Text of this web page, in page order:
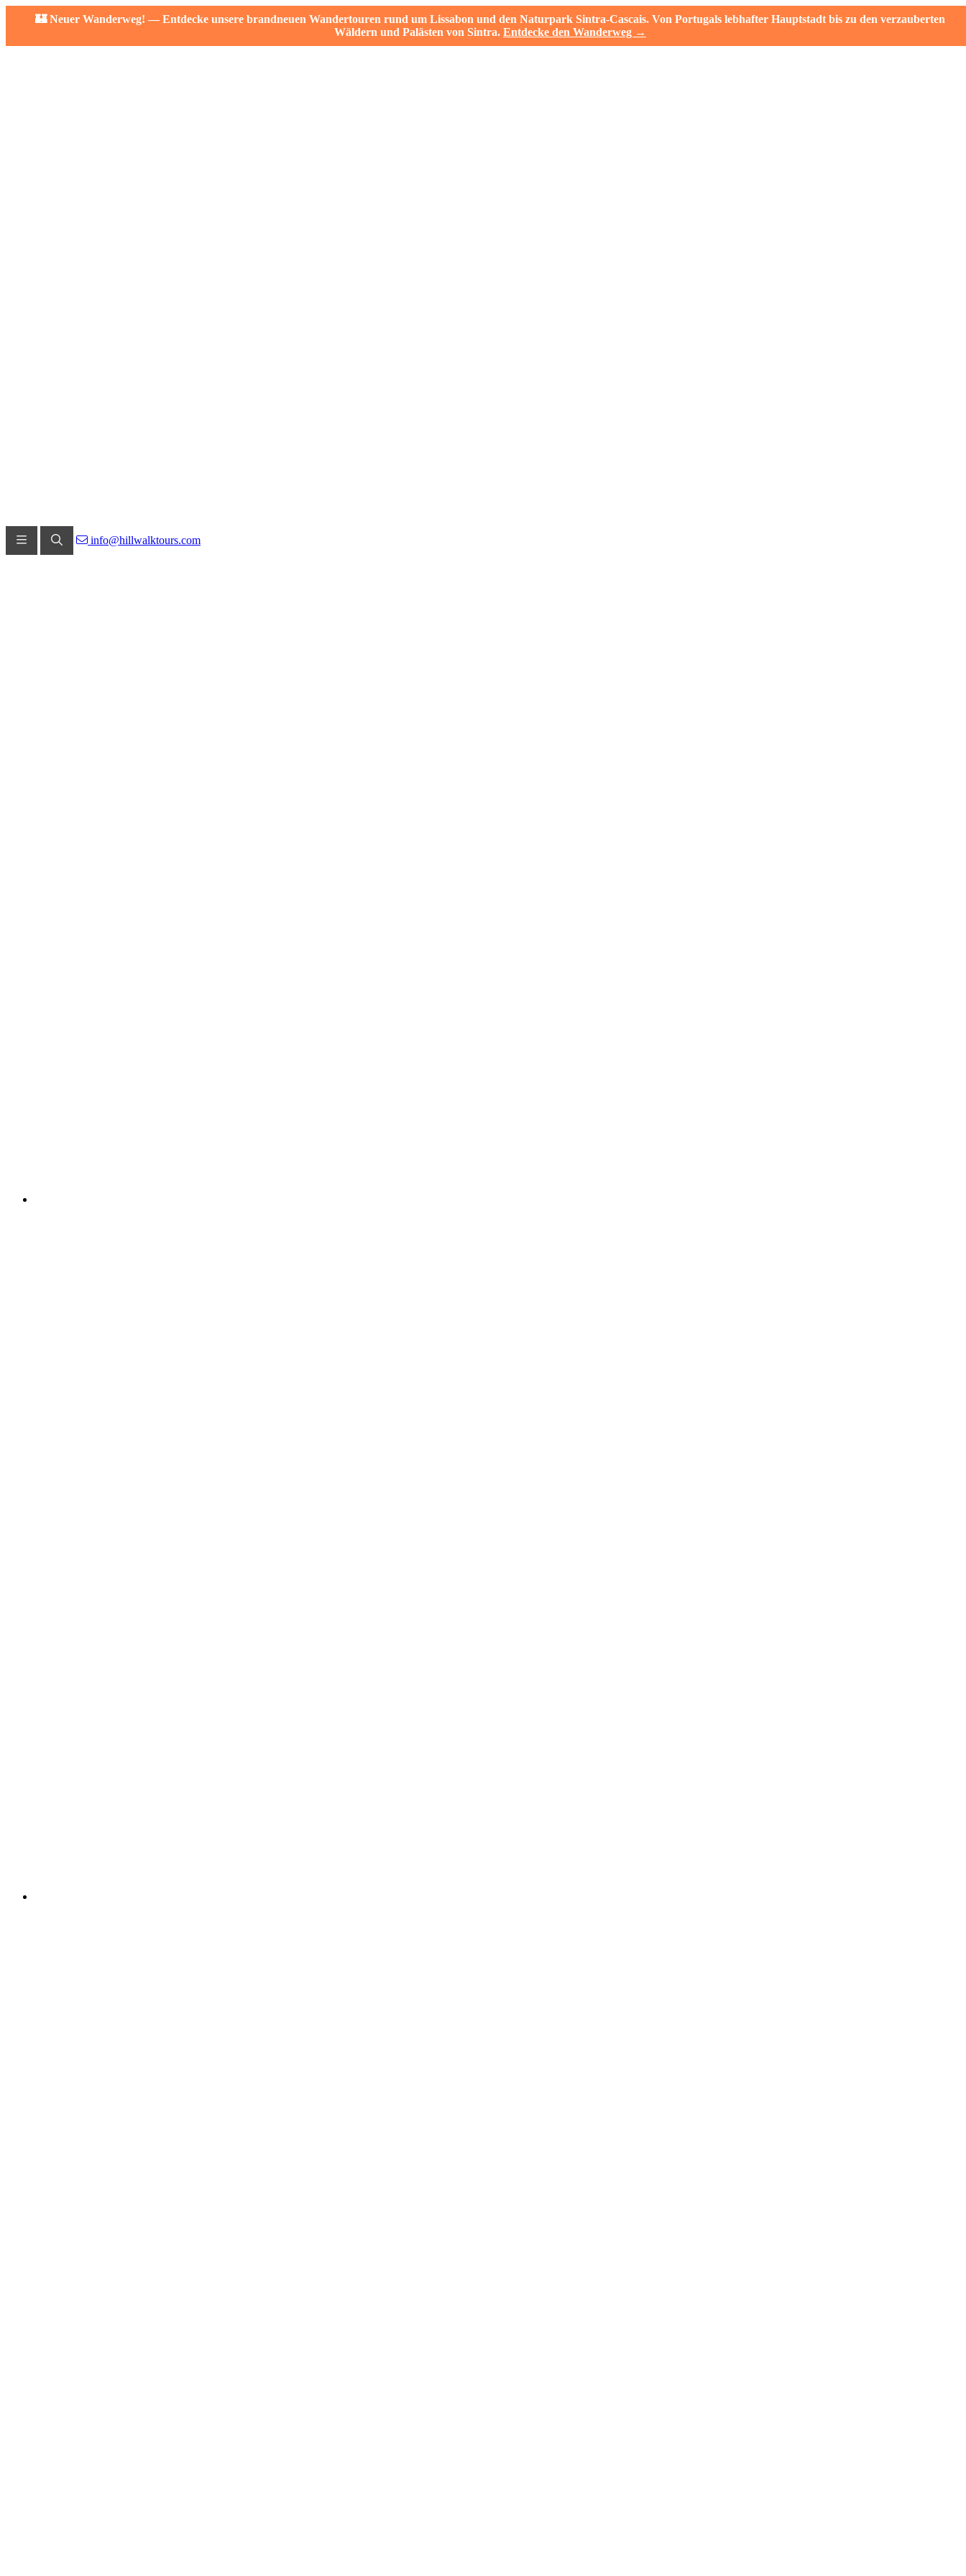
🏰 Neuer Wanderweg! — Entdecke unsere brandneuen Wandertouren rund um Lissabon und den Naturpark Sintra-Cascais. Von Portugals lebhafter Hauptstadt bis zu den verzauberten
Wäldern und Palästen von Sintra. Entdecke den Wanderweg →
info@hillwalktours.com